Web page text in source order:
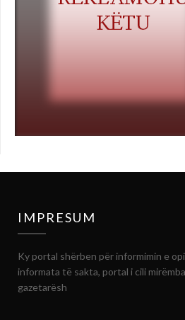
IMPRESUM
Ky portal shërben për informimin e
informata të sakta, portal i cili
gazetarësh